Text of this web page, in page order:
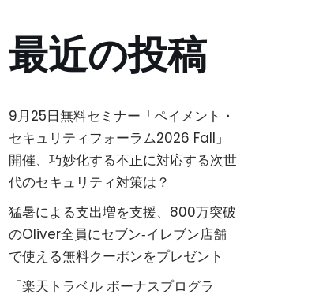
最近の投稿
9月25日無料セミナー「ペイメント・
セキュリティフォーラム2026 Fall」
開催、巧妙化する不正に対応する次世
代のセキュリティ対策は？
猛暑による支出増を支援、800万突破
のOliver全員にセブン‐イレブン店舗
で使える無料クーポンをプレゼント
「楽天トラベル ボーナスプログラ